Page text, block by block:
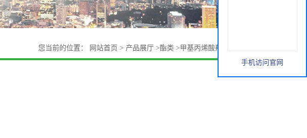
您当前的位置： 网站首页 > 产品展厅 >酯类 >甲基丙烯酸羟乙酯HEMA生产
手机访问官网